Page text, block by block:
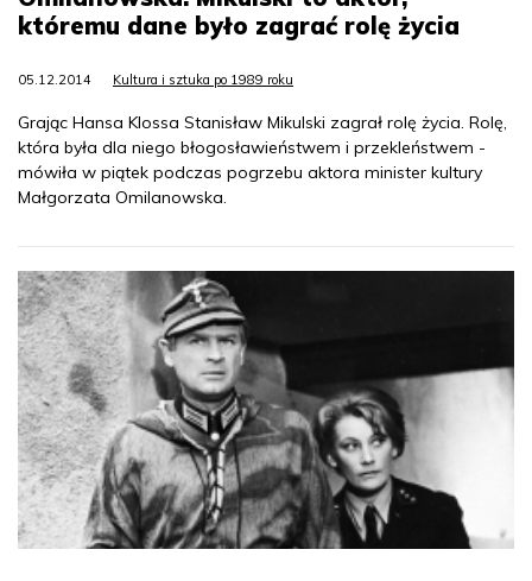
któremu dane było zagrać rolę życia
05.12.2014 Kultura i sztuka po 1989 roku
Grając Hansa Klossa Stanisław Mikulski zagrał rolę życia. Rolę,
która była dla niego błogosławieństwem i przekleństwem -
mówiła w piątek podczas pogrzebu aktora minister kultury
Małgorzata Omilanowska.